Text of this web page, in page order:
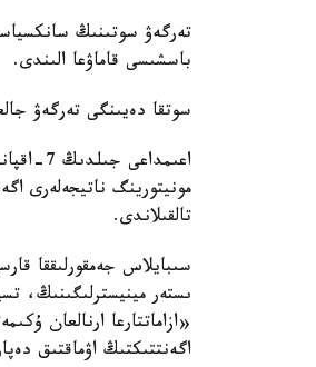
باسشىسى قاماۋعا الىندى.
سوتقا دەيىنگى تەرگەۋ
مونيتورينگ ناتيجەلەرى
تالقىلاندى.
سىبايلاس جەمقورلىققا
ىستەر مينيسترلىگىنىڭ،
«ازاماتتارعا ارنالعان
اگەنتتىكتىڭ اۋماقتىق